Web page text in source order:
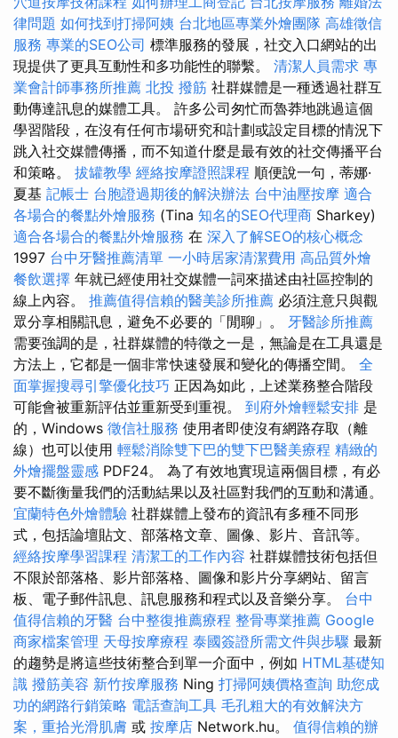
律問題 如何找到打掃阿姨 台北地區專業外燴團隊 高雄徵信
服務 專業的SEO公司 標準服務的發展，社交入口網站的出
現提供了更具互動性和多功能性的聯繫。 清潔人員需求 專
業會計師事務所推薦 北投 撥筋 社群媒體是一種透過社群互
動傳達訊息的媒體工具。 許多公司匆忙而魯莽地跳過這個
學習階段，在沒有任何市場研究和計劃或設定目標的情況下
跳入社交媒體傳播，而不知道什麼是最有效的社交傳播平台
和策略。 拔罐教學 經絡按摩證照課程 順便說一句，蒂娜·
夏基 記帳士 台胞證過期後的解決辦法 台中油壓按摩 適合
各場合的餐點外燴服務 (Tina 知名的SEO代理商 Sharkey)
適合各場合的餐點外燴服務 在 深入了解SEO的核心概念
1997 台中牙醫推薦清單 一小時居家清潔費用 高品質外燴
餐飲選擇 年就已經使用社交媒體一詞來描述由社區控制的
線上內容。 推薦值得信賴的醫美診所推薦 必須注意只與觀
眾分享相關訊息，避免不必要的「閒聊」。 牙醫診所推薦
需要強調的是，社群媒體的特徵之一是，無論是在工具還是
方法上，它都是一個非常快速發展和變化的傳播空間。 全
面掌握搜尋引擎優化技巧 正因為如此，上述業務整合階段
可能會被重新評估並重新受到重視。 到府外燴輕鬆安排 是
的，Windows 徵信社服務 使用者即使沒有網路存取（離
線）也可以使用 輕鬆消除雙下巴的雙下巴醫美療程 精緻的
外燴擺盤靈感 PDF24。 為了有效地實現這兩個目標，有必
要不斷衡量我們的活動結果以及社區對我們的互動和溝通。
宜蘭特色外燴體驗 社群媒體上發布的資訊有多種不同形
式，包括論壇貼文、部落格文章、圖像、影片、音訊等。
經絡按摩學習課程 清潔工的工作內容 社群媒體技術包括但
不限於部落格、影片部落格、圖像和影片分享網站、留言
板、電子郵件訊息、訊息服務和程式以及音樂分享。 台中
值得信賴的牙醫 台中整復推薦療程 整骨專業推薦 Google
商家檔案管理 天母按摩療程 泰國簽證所需文件與步驟 最新
的趨勢是將這些技術整合到單一介面中，例如 HTML基礎知
識 撥筋美容 新竹按摩服務 Ning 打掃阿姨價格查詢 助您成
功的網路行銷策略 電話查詢工具 毛孔粗大的有效解決方
案，重拾光滑肌膚 或 按摩店 Network.hu。 值得信賴的辦